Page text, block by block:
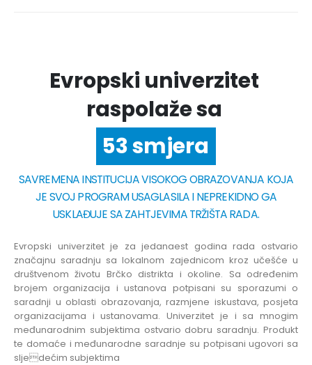
Evropski univerzitet
raspolaže sa
6 fakulteta
53 smjera
SAVREMENA INSTITUCIJA VISOKOG OBRAZOVANJA KOJA
JE SVOJ PROGRAM USAGLASILA I NEPREKIDNO GA
USKLAĐUJE SA ZAHTJEVIMA TRŽIŠTA RADA.
Evropski univerzitet je za jedanaest godina rada ostvario
značajnu saradnju sa lokalnom zajednicom kroz učešće u
društvenom životu Brčko distrikta i okoline. Sa određenim
brojem organizacija i ustanova potpisani su sporazumi o
saradnji u oblasti obrazovanja, razmjene iskustava, posjeta
organizacijama i ustanovama. Univerzitet je i sa mnogim
međunarodnim subjektima ostvario dobru saradnju. Produkt
te domaće i međunarodne saradnje su potpisani ugovori sa
sljedećim subjektima